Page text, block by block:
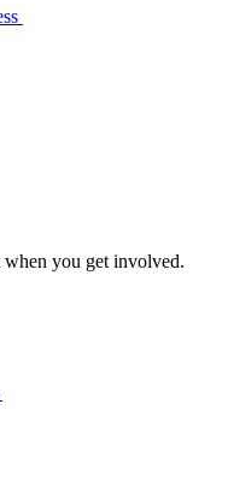
you get involved.